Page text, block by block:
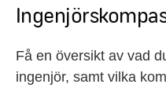
Få en översikt av vad
ingenjör, samt vilka